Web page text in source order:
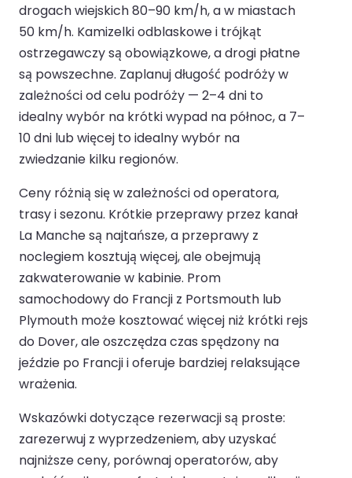
drogach wiejskich 80–90 km/h, a w miastach
50 km/h. Kamizelki odblaskowe i trójkąt
ostrzegawczy są obowiązkowe, a drogi płatne
są powszechne. Zaplanuj długość podróży w
zależności od celu podróży — 2–4 dni to
idealny wybór na krótki wypad na północ, a 7–
10 dni lub więcej to idealny wybór na
zwiedzanie kilku regionów.
Ceny różnią się w zależności od operatora,
trasy i sezonu. Krótkie przeprawy przez kanał
La Manche są najtańsze, a przeprawy z
noclegiem kosztują więcej, ale obejmują
zakwaterowanie w kabinie. Prom
samochodowy do Francji z Portsmouth lub
Plymouth może kosztować więcej niż krótki rejs
do Dover, ale oszczędza czas spędzony na
jeździe po Francji i oferuje bardziej relaksujące
wrażenia.
Wskazówki dotyczące rezerwacji są proste:
zarezerwuj z wyprzedzeniem, aby uzyskać
najniższe ceny, porównaj operatorów, aby